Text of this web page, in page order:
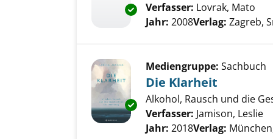
Exemplar-Details von Divlji
Verfasser: Lovrak, Mato
Jahr: 2008Verlag: Zagreb,
Exemplar-Details von Die
Mediengruppe: Sachbuch
Die Klarheit
Alkohol, Rausch und die
Verfasser: Jamison, Leslie
Jahr: 2018Verlag: